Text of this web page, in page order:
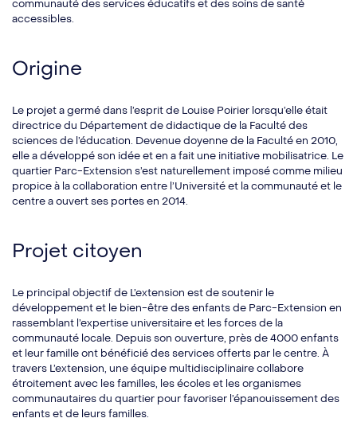
communauté des services éducatifs et des soins de santé
accessibles.
Origine
Le projet a germé dans l’esprit de Louise Poirier lorsqu’elle était
directrice du Département de didactique de la Faculté des
sciences de l’éducation. Devenue doyenne de la Faculté en 2010,
elle a développé son idée et en a fait une initiative mobilisatrice. Le
quartier Parc-Extension s’est naturellement imposé comme milieu
propice à la collaboration entre l’Université et la communauté et le
centre a ouvert ses portes en 2014.
Projet citoyen
Le principal objectif de L’extension est de soutenir le
développement et le bien-être des enfants de Parc-Extension en
rassemblant l’expertise universitaire et les forces de la
communauté locale. Depuis son ouverture, près de 4000 enfants
et leur famille ont bénéficié des services offerts par le centre. À
travers L’extension, une équipe multidisciplinaire collabore
étroitement avec les familles, les écoles et les organismes
communautaires du quartier pour favoriser l’épanouissement des
enfants et de leurs familles.